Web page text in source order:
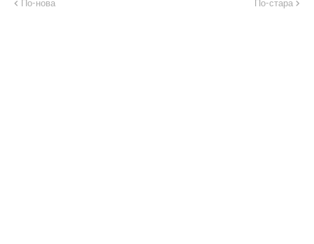
По-нова По-стара